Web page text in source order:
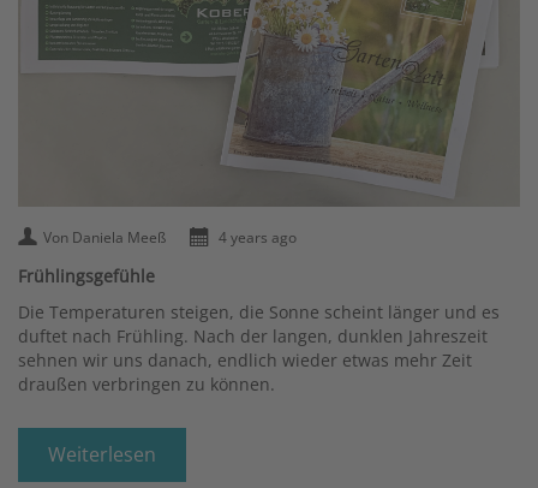
Von Daniela Meeß 4 years ago
Frühlingsgefühle
Die Temperaturen steigen, die Sonne scheint länger und es
duftet nach Frühling. Nach der langen, dunklen Jahreszeit
sehnen wir uns danach, endlich wieder etwas mehr Zeit
draußen verbringen zu können.
Weiterlesen